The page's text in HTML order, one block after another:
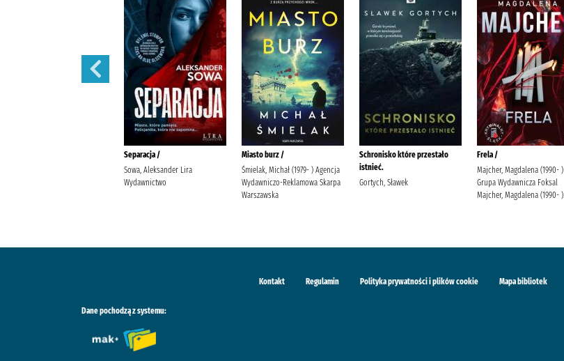
Separacja /
Sowa, Aleksander Lira
Wydawnictwo
Miasto burz /
Śmielak, Michał (1979- ) Agencja
Wydawniczo-Reklamowa Skarpa
Warszawska
Schronisko które przestało
istnieć.
Gortych, Sławek
Frela /
Majcher, Magdalena (1990- )
Grupa Wydawnicza Foksal
Majcher, Magdalena (1990- ).
Kontakt Regulamin Polityka prywatności i plików cookie Mapa bibliotek
Dane pochodzą z systemu: